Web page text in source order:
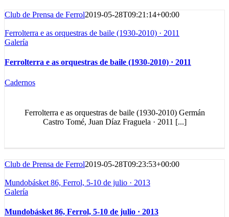
Club de Prensa de Ferrol2019-05-28T09:21:14+00:00
Ferrolterra e as orquestras de baile (1930-2010) · 2011
Galería
Ferrolterra e as orquestras de baile (1930-2010) · 2011
Cadernos
Ferrolterra e as orquestras de baile (1930-2010) Germán
Castro Tomé, Juan Díaz Fraguela · 2011 [...]
Club de Prensa de Ferrol2019-05-28T09:23:53+00:00
Mundobásket 86, Ferrol, 5-10 de julio · 2013
Galería
Mundobásket 86, Ferrol, 5-10 de julio · 2013